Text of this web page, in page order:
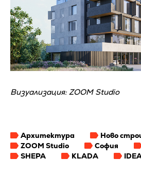
Визуализация: ZOOM Studio
Архитектура
Ново
ZOOM Studio
София
SHEPA
KLADA